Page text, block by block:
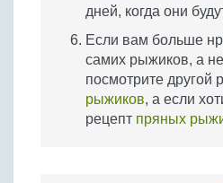
дней, когда они
Если вам больше
самих рыжиков, а
посмотрите другой
рыжиков, а если
рецепт пряных